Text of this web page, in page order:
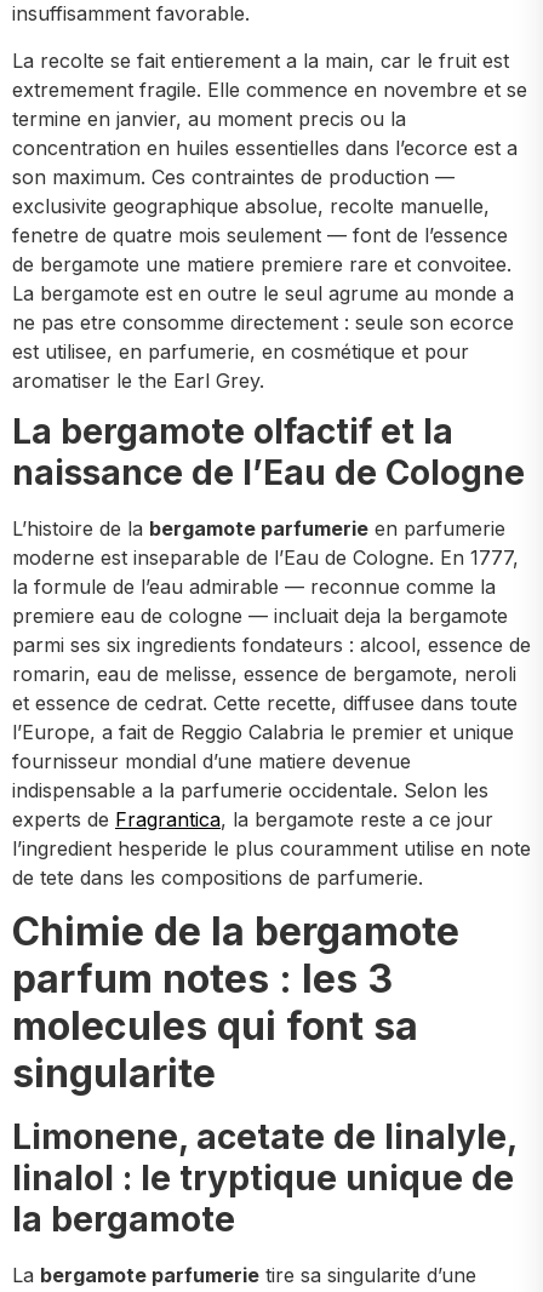
insuffisamment favorable.
La recolte se fait entierement a la main, car le fruit est
extremement fragile. Elle commence en novembre et se
termine en janvier, au moment precis ou la
concentration en huiles essentielles dans l’ecorce est a
son maximum. Ces contraintes de production —
exclusivite geographique absolue, recolte manuelle,
fenetre de quatre mois seulement — font de l’essence
de bergamote une matiere premiere rare et convoitee.
La bergamote est en outre le seul agrume au monde a
ne pas etre consomme directement : seule son ecorce
est utilisee, en parfumerie, en cosmétique et pour
aromatiser le the Earl Grey.
La bergamote olfactif et la
naissance de l’Eau de Cologne
L’histoire de la bergamote parfumerie en parfumerie
moderne est inseparable de l’Eau de Cologne. En 1777,
la formule de l’eau admirable — reconnue comme la
premiere eau de cologne — incluait deja la bergamote
parmi ses six ingredients fondateurs : alcool, essence de
romarin, eau de melisse, essence de bergamote, neroli
et essence de cedrat. Cette recette, diffusee dans toute
l’Europe, a fait de Reggio Calabria le premier et unique
fournisseur mondial d’une matiere devenue
indispensable a la parfumerie occidentale. Selon les
experts de Fragrantica, la bergamote reste a ce jour
l’ingredient hesperide le plus couramment utilise en note
de tete dans les compositions de parfumerie.
Chimie de la bergamote
parfum notes : les 3
molecules qui font sa
singularite
Limonene, acetate de linalyle,
linalol : le tryptique unique de
la bergamote
La bergamote parfumerie tire sa singularite d’une